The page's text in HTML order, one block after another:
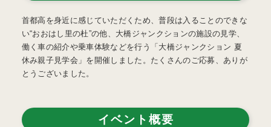
首都高を身近に感じていただくため、普段は入ることのできな
い“おおはし里の杜”の他、大橋ジャンクションの施設の見学、
働く車の紹介や乗車体験などを行う「大橋ジャンクション 夏
休み親子見学会」を開催しました。たくさんのご応募、ありが
とうございました。
イベント概要